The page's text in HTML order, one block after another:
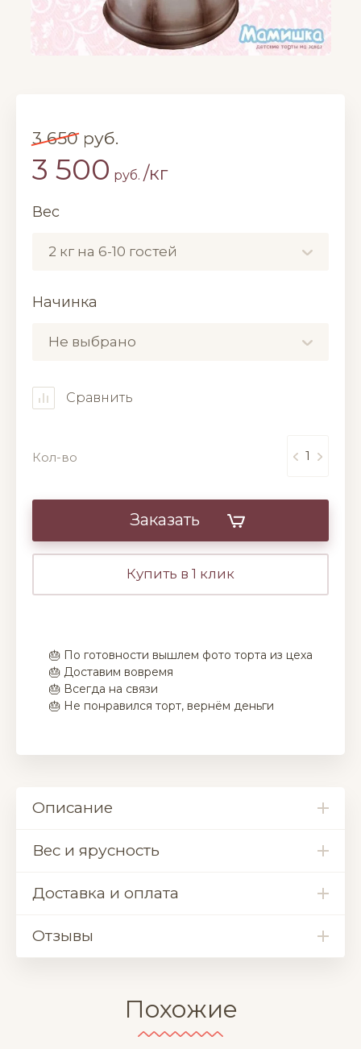
3 650руб.
3 500 руб. /кг
Вес
2 кг на 6-10 гостей
Начинка
Не выбрано
Сравнить
Кол-во
Заказать
Купить в 1 клик
🎂 По готовности вышлем фото торта из цеха
🎂 Доставим вовремя
🎂 Всегда на связи
🎂 Не понравился торт, вернём деньги
Описание
Вес и ярусность
Доставка и оплата
Отзывы
Похожие